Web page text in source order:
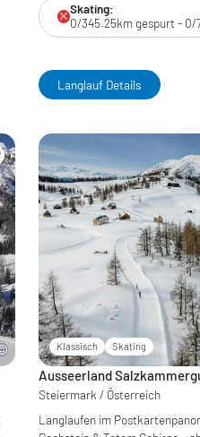
Skating:
0/345.25km gespurt - 0/
Langlauf Details
Klassisch Skating
Ausseerland
Steiermark / Österreich
Langlaufen im